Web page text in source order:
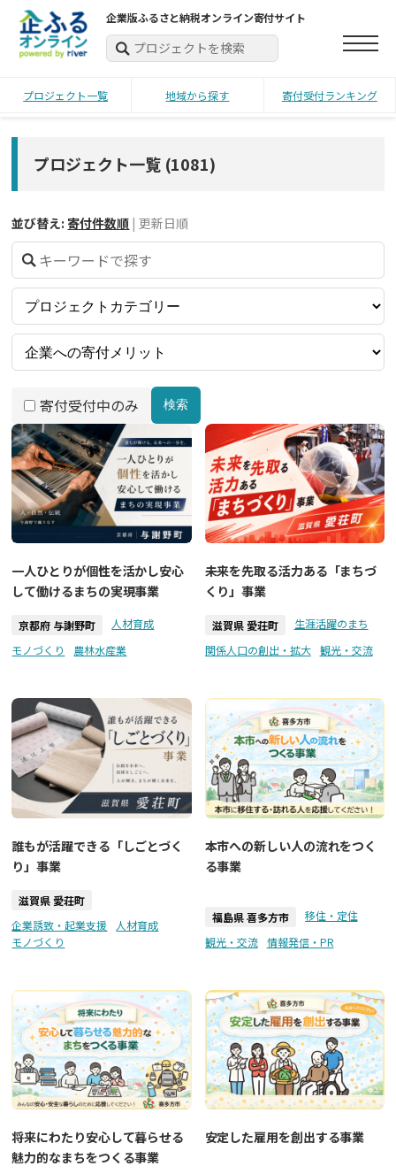
企業版ふるさと納税オンライン寄付サイト
プロジェクト一覧 地域から探す 寄付受付ランキング
プロジェクト一覧(1081)
並び替え: 寄付件数順 | 更新日順
寄付受付中のみ 検索
一人ひとりが個性を活かし安心
して働けるまちの実現事業
京都府 与謝野町
人材育成
モノづくり
農林水産業
未来を先取る活力ある「まちづ
くり」事業
滋賀県 愛荘町
生涯活躍のまち
関係人口の創出・拡大
観光・交流
誰もが活躍できる「しごとづく
り」事業
滋賀県 愛荘町
企業誘致・起業支援
人材育成
モノづくり
本市への新しい人の流れをつく
る事業
福島県 喜多方市
移住・定住
観光・交流
情報発信・PR
将来にわたり安心して暮らせる
魅力的なまちをつくる事業
安定した雇用を創出する事業